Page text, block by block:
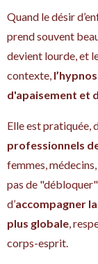
Quand le désir
prend souvent
devient lourde, et
contexte,
d'apaisement et
Elle est pratiquée,
professionnels
femmes,
pas de
d’accompagner
plus globale,
corps-esprit.